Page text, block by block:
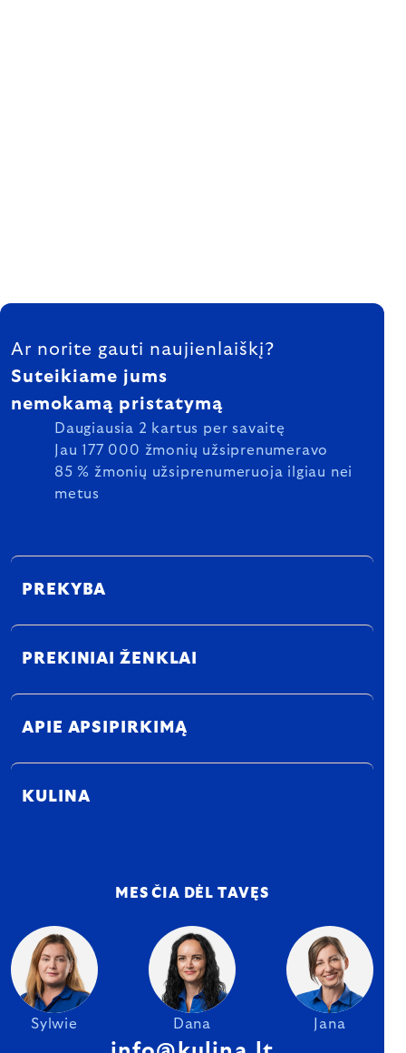
FOOTER
Ar norite gauti naujienlaiškį?
Suteikiame jums
nemokamą pristatymą
Daugiausia 2 kartus per savaitę
Jau 177 000 žmonių užsiprenumeravo
85 % žmonių užsiprenumeruoja ilgiau nei
metus
PREKYBA
PREKINIAI ŽENKLAI
APIE APSIPIRKIMĄ
KULINA
MES ČIA DĖL TAVĘS
Sylwie Dana Jana